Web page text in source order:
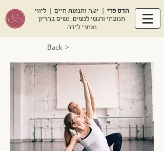
הדס פרי | יוגה ותנועת חיים | ליווי
תנועתי ורגשי לנשים, נשים בהריון
ואחרי לידה
< Back